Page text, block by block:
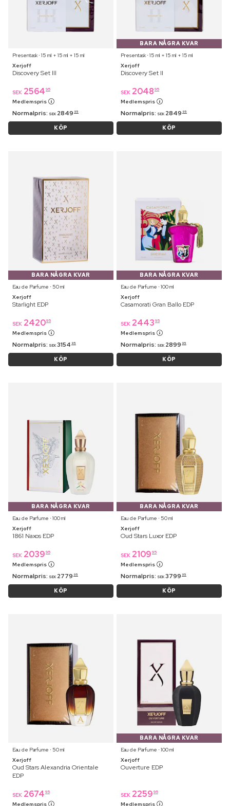
Presentask ⋅ 15 ml + 15 ml + 15 ml
Xerjoff
Discovery Set lll
SEK 2564 95
Medlemspris
Normalpris: SEK 2849 95
KÖP
BARA NÅGRA KVAR
Presentask ⋅ 15 ml + 15 ml + 15 ml
Xerjoff
Discovery Set II
SEK 2048 95
Medlemspris
Normalpris: SEK 2849 95
KÖP
BARA NÅGRA KVAR
Eau de Parfume ⋅ 50 ml
Xerjoff
Starlight EDP
SEK 242095
Medlemspris
Normalpris: SEK 3154 95
KÖP
BARA NÅGRA KVAR
Eau de Parfume ⋅ 100 ml
Xerjoff
Casamorati Gran Ballo EDP
SEK 2443 95
Medlemspris
Normalpris: SEK 2899 95
KÖP
BARA NÅGRA KVAR
Eau de Parfume ⋅ 100 ml
Xerjoff
1861 Naxos EDP
SEK 2039 95
Medlemspris
Normalpris: SEK 2779 95
KÖP
BARA NÅGRA KVAR
Eau de Parfume ⋅ 50 ml
Xerjoff
Oud Stars Luxor EDP
SEK 2109 95
Medlemspris
Normalpris: SEK 3799 95
KÖP
Eau de Parfume ⋅ 50 ml
Xerjoff
Oud Stars Alexandria Orientale
EDP
SEK 2674 95
Medlemspris
BARA NÅGRA KVAR
Eau de Parfume ⋅ 100 ml
Xerjoff
Ouverture EDP
SEK 2259 95
Medlemspris